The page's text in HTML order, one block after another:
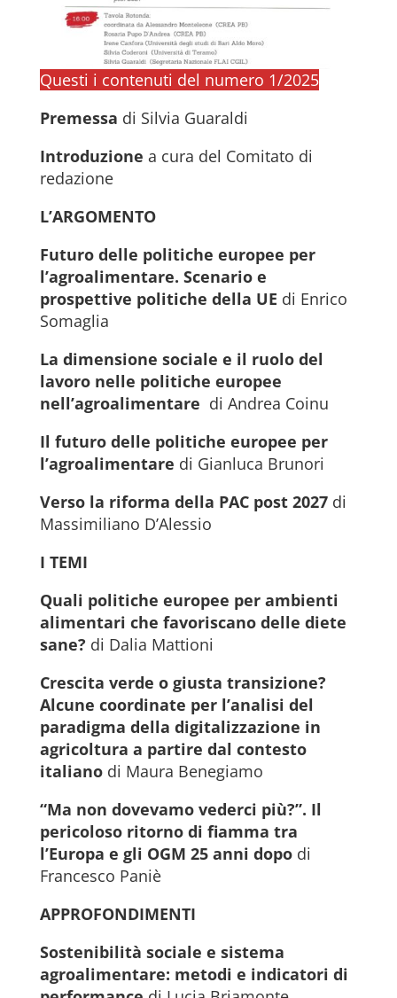
Questi i contenuti del numero 1/2025
Premessa di Silvia Guaraldi
Introduzione a cura del Comitato di
redazione
L’ARGOMENTO
Futuro delle politiche europee per
l’agroalimentare. Scenario e
prospettive politiche della UE di Enrico
Somaglia
La dimensione sociale e il ruolo del
lavoro nelle politiche europee
nell’agroalimentare di Andrea Coinu
Il futuro delle politiche europee per
l’agroalimentare di Gianluca Brunori
Verso la riforma della PAC post 2027di
Massimiliano D’Alessio
I TEMI
Quali politiche europee per ambienti
alimentari che favoriscano delle diete
sane? di Dalia Mattioni
Crescita verde o giusta transizione?
Alcune coordinate per l’analisi del
paradigma della digitalizzazione in
agricoltura a partire dal contesto
italianodi Maura Benegiamo
“Ma non dovevamo vederci più?”. Il
pericoloso ritorno di fiamma tra
l’Europa e gli OGM 25 anni dopodi
Francesco Paniè
APPROFONDIMENTI
Sostenibilità sociale e sistema
agroalimentare: metodi e indicatori di